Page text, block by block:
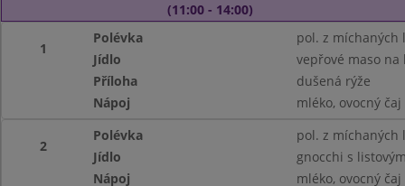
(11:00 - 14:00)
1
Polévka
pol. z míchaných
Jídlo
vepřové maso na
Příloha
dušená rýže
Nápoj
mléko, ovocný čaj
2
Polévka
pol. z míchaných
Jídlo
gnocchi s
Nápoj
mléko, ovocný čaj